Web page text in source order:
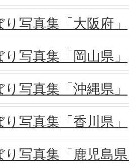
写真集「大阪府」
写真集「岡山県」
写真集「沖縄県」
写真集「香川県」
写真集「鹿児島